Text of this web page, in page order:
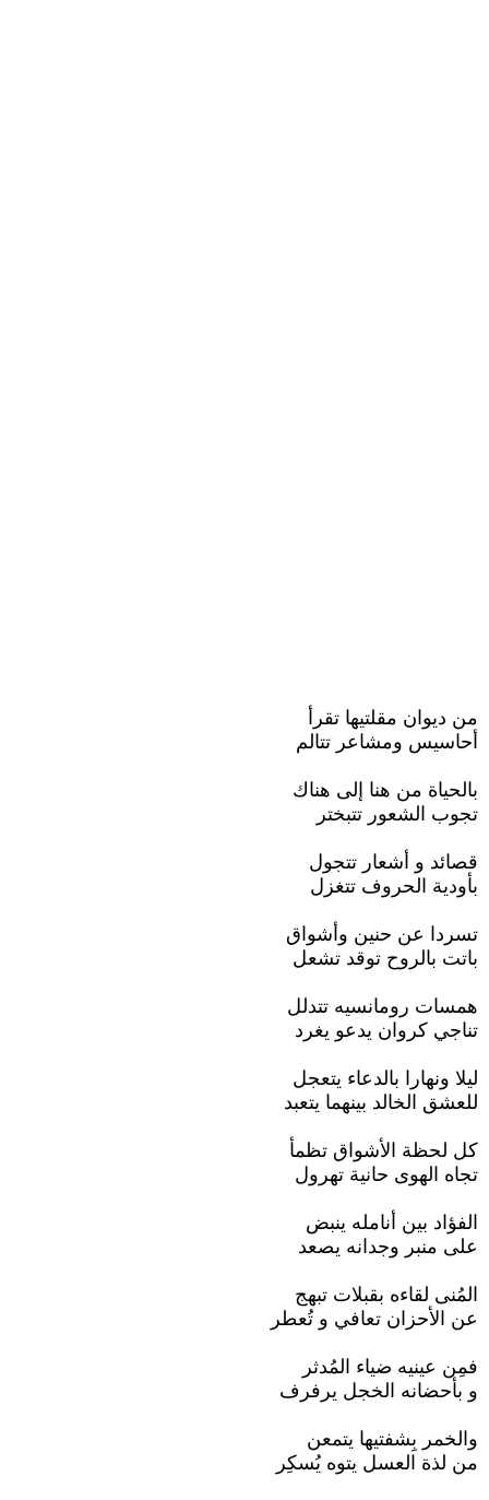
من ديوان مقلتيها تقرأ
أحاسيس ومشاعر تتالم
بالحياة من هنا إلى هناك
تجوب الشعور تتبختر
قصائد و أشعار تتجول
بأودية الحروف تتغزل
تسردا عن حنين وأشواق
باتت بالروح توقد تشعل
همسات رومانسيه تتدلل
تناجي كروان يدعو يغرد
ليلا ونهارا بالدعاء يتعجل
للعشق الخالد بينهما يتعبد
كل لحظة الأشواق تظمأ
تجاه الهوى حانية تهرول
الفؤاد بين أنامله ينبض
على منبر وجدانه يصعد
المُنى لقاءه بقبلات تبهج
عن الأحزان تعافي و تُعطر
فمِن عينيه ضياء المُدثر
و بأحضانه الخجل يرفرف
والخمر بِشفتيها يتمعن
من لذة العسل يتوه يُسكِر